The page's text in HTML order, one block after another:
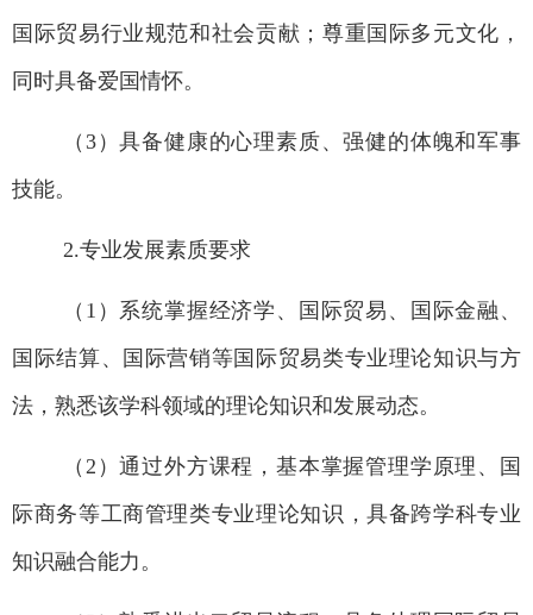
国际贸易行业规范和社会贡献；尊重国际多元文化，
同时具备爱国情怀。
（3）具备健康的心理素质、强健的体魄和军事
技能。
2.专业发展素质要求
（1 ）系统掌握经济学、国际贸易、国际金融、
国际结算、国际营销等国际贸易类专业理论知识与方
法，熟悉该学科领域的理论知识和发展动态。
（2 ）通过外方课程，基本掌握管理学原理、国
际商务等工商管理类专业理论知识，具备跨学科专业
知识融合能力。